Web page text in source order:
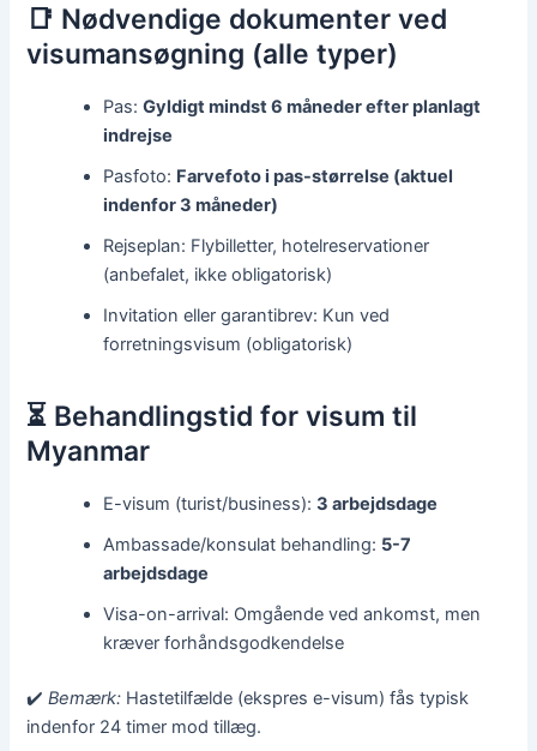
📑 Nødvendige dokumenter ved
visumansøgning (alle typer)
Pas:Gyldigt mindst 6 måneder efter planlagt
indrejse
Pasfoto: Farvefoto i pas-størrelse (aktuel
indenfor 3 måneder)
Rejseplan: Flybilletter, hotelreservationer
(anbefalet, ikke obligatorisk)
Invitation eller garantibrev: Kun ved
forretningsvisum (obligatorisk)
⏳ Behandlingstid for visum til
Myanmar
E-visum (turist/business):3 arbejdsdage
Ambassade/konsulat behandling: 5-7
arbejdsdage
Visa-on-arrival: Omgående ved ankomst, men
kræver forhåndsgodkendelse
✔️Bemærk: Hastetilfælde (ekspres e-visum) fås typisk
indenfor 24 timer mod tillæg.